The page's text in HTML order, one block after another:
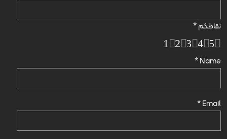
Name
*
Email
*
نقاطكم*
5
4
3
2
1